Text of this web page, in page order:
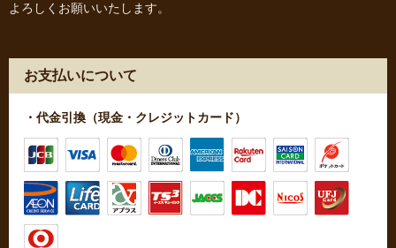
よろしくお願いいたします。
お支払いについて
・代金引換（現金・クレジットカード）